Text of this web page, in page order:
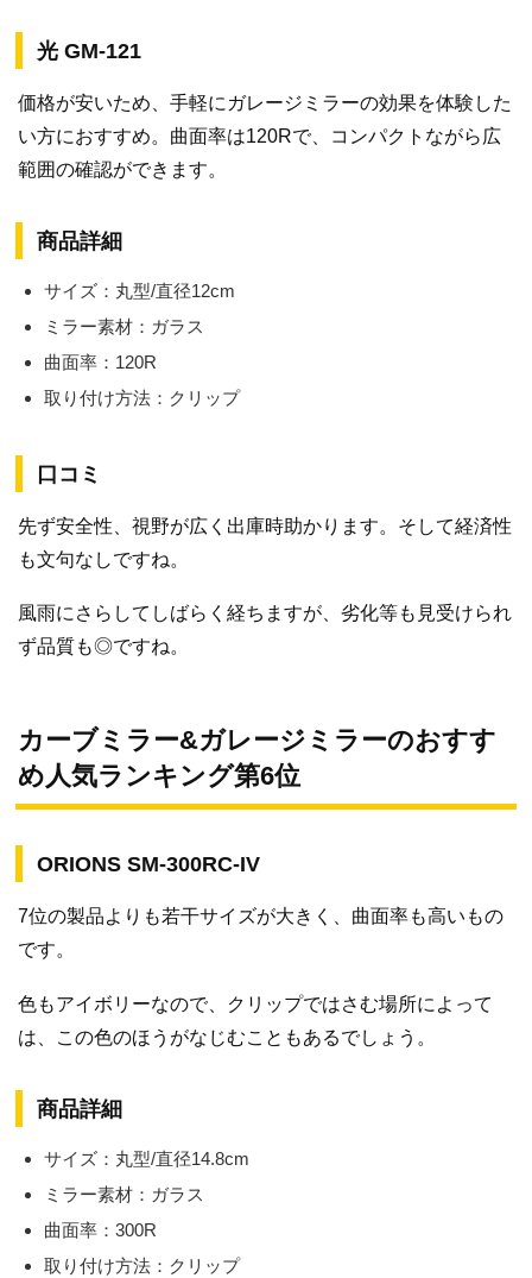
光 GM-121
価格が安いため、手軽にガレージミラーの効果を体験した
い方におすすめ。曲面率は120Rで、コンパクトながら広
範囲の確認ができます。
商品詳細
サイズ：丸型/直径12cm
ミラー素材：ガラス
曲面率：120R
取り付け方法：クリップ
口コミ
先ず安全性、視野が広く出庫時助かります。そして経済性
も文句なしですね。
風雨にさらしてしばらく経ちますが、劣化等も見受けられ
ず品質も◎ですね。
カーブミラー&ガレージミラーのおすす
め人気ランキング第6位
ORIONS SM-300RC-IV
7位の製品よりも若干サイズが大きく、曲面率も高いもの
です。
色もアイボリーなので、クリップではさむ場所によって
は、この色のほうがなじむこともあるでしょう。
商品詳細
サイズ：丸型/直径14.8cm
ミラー素材：ガラス
曲面率：300R
取り付け方法：クリップ